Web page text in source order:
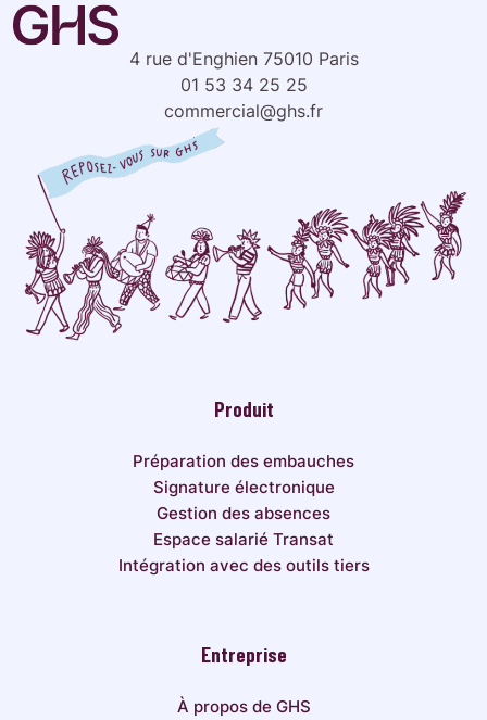
4 rue d'Enghien 75010 Paris
01 53 34 25 25
commercial@ghs.fr
Produit
Préparation des embauches
Signature électronique
Gestion des absences
Espace salarié Transat
Intégration avec des outils tiers
Entreprise
À propos de GHS